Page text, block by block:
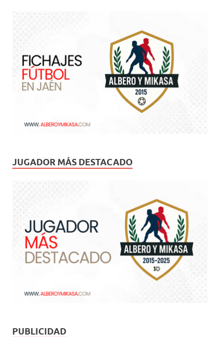
JUGADOR MÁS DESTACADO
PUBLICIDAD